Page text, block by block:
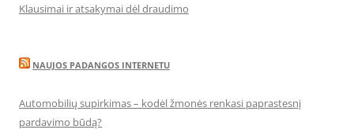
Klausimai ir atsakymai dėl draudimo
NAUJOS PADANGOS INTERNETU
Automobilių supirkimas – kodėl žmonės renkasi paprastesnį
pardavimo būdą?